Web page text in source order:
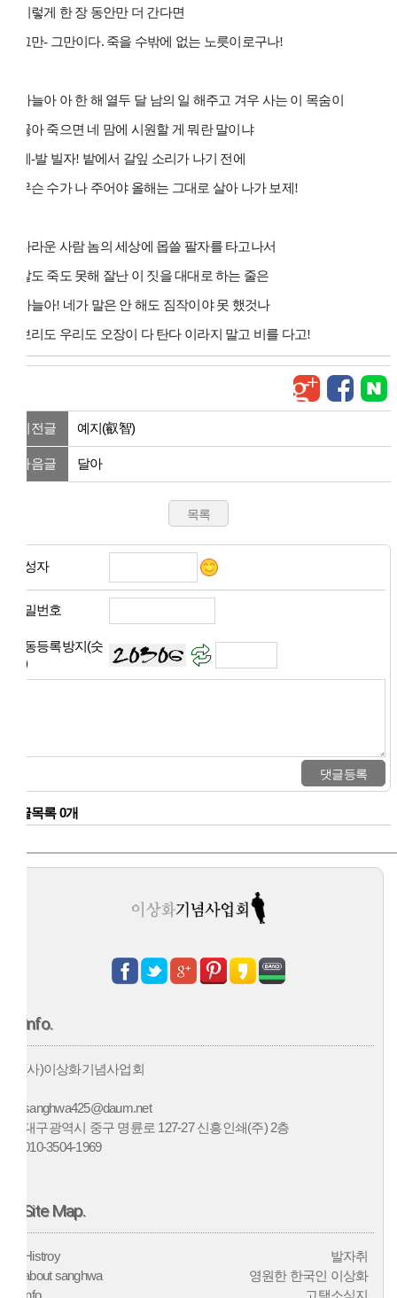
이렇게 한 장 동안만 더 간다면
그만- 그만이다. 죽을 수밖에 없는 노릇이로구나!
하늘아 아 한 해 열두 달 남의 일 해주고 겨우 사는 이 목숨이
곯아 죽으면 네 맘에 시원할 게 뭐란 말이냐
제-발 빌자! 밭에서 갈잎 소리가 나기 전에
무슨 수가 나 주어야 올해는 그대로 살아 나가 보제!
다라운 사람 놈의 세상에 몹쓸 팔자를 타고나서
살도 죽도 못해 잘난 이 짓을 대대로 하는 줄은
하늘아! 네가 말은 안 해도 짐작이야 못 했것나
보리도 우리도 오장이 다 탄다 이라지 말고 비를 다고!
이전글 예지(叡智)
다음글 달아
작성자
비밀번호
자동등록방지(숫
자)
댓글목록 0개
Info.
(사)이상화기념사업회
sanghwa425@daum.net
대구광역시 중구 명륜로 127-27 신흥인쇄(주) 2층
010-3504-1969
Site Map.
Histroy
발자취
about sanghwa
영원한 한국인 이상화
info
고택소식지